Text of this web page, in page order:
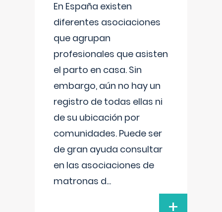
En España existen
diferentes asociaciones
que agrupan
profesionales que asisten
el parto en casa. Sin
embargo, aún no hay un
registro de todas ellas ni
de su ubicación por
comunidades. Puede ser
de gran ayuda consultar
en las asociaciones de
matronas d...
+